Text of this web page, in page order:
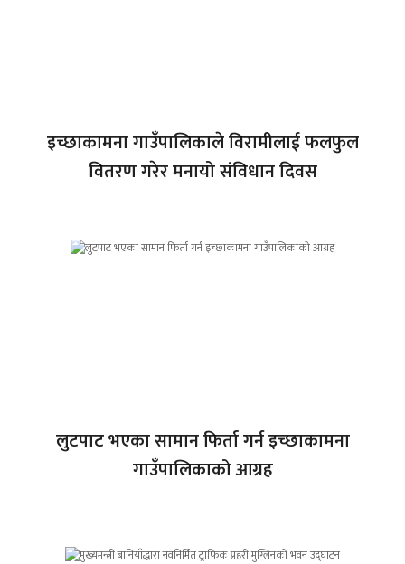
इच्छाकामना गाउँपालिकाले विरामीलाई फलफुल
वितरण गरेर मनायो संविधान दिवस
लुटपाट भएका सामान फिर्ता गर्न इच्छाकामना
गाउँपालिकाको आग्रह